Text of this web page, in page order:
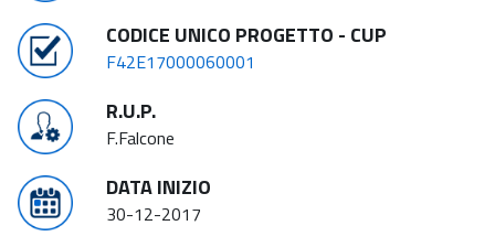
CODICE UNICO PROGETTO - CUP
F42E17000060001
R.U.P.
F.Falcone
DATA INIZIO
30-12-2017